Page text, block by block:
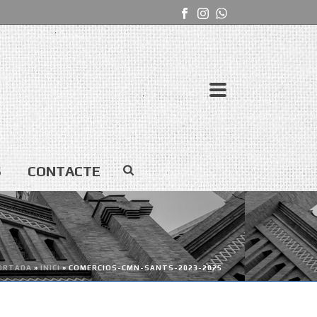
CONTACTE
» INICI»COMERCIOS-CMN-SANTS-2023-2025